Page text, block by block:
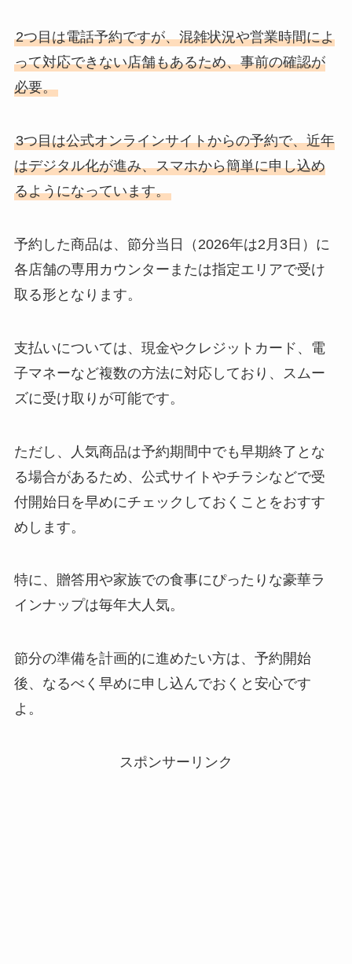
2つ目は電話予約ですが、混雑状況や営業時間によ
って対応できない店舗もあるため、事前の確認が
必要。
3つ目は公式オンラインサイトからの予約で、近年
はデジタル化が進み、スマホから簡単に申し込め
るようになっています。
予約した商品は、節分当日（2026年は2月3日）に
各店舗の専用カウンターまたは指定エリアで受け
取る形となります。
支払いについては、現金やクレジットカード、電
子マネーなど複数の方法に対応しており、スムー
ズに受け取りが可能です。
ただし、人気商品は予約期間中でも早期終了とな
る場合があるため、公式サイトやチラシなどで受
付開始日を早めにチェックしておくことをおすす
めします。
特に、贈答用や家族での食事にぴったりな豪華ラ
インナップは毎年大人気。
節分の準備を計画的に進めたい方は、予約開始
後、なるべく早めに申し込んでおくと安心です
よ。
スポンサーリンク